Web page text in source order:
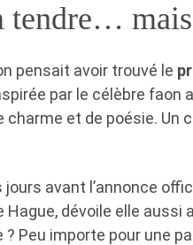
tendre…
pensait avoir trouvé le
par le célèbre faon
charme et de poésie.
jours avant l’annonce
Hague, dévoile elle aussi
Peu importe pour une